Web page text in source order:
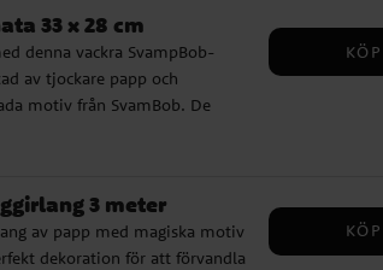
33 x 28 cm
denna vackra SvampBob-
av tjockare papp och
motiv från SvamBob. De
Ett prisvänligt val för
KÖP
3 meter
av papp med magiska motiv
dekoration för att förvandla
KÖP